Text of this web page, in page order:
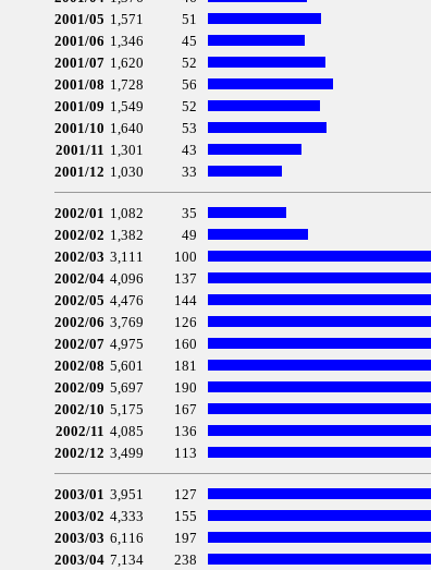
2001/05 1,571
51
2001/06 1,346
45
2001/07 1,620
52
2001/08 1,728
56
2001/09 1,549
52
2001/10 1,640
53
2001/11 1,301
43
2001/12 1,030 33
2002/01 1,082
35
2002/02 1,382
49
2002/03 3,111
100
2002/04 4,096
137
2002/05 4,476
144
2002/06 3,769
126
2002/07 4,975
160
2002/08 5,601
181
2002/09 5,697
190
2002/10 5,175
167
2002/11 4,085
136
2002/12 3,499 113
2003/01 3,951
127
2003/02 4,333
155
2003/03 6,116
197
2003/04 7,134
238